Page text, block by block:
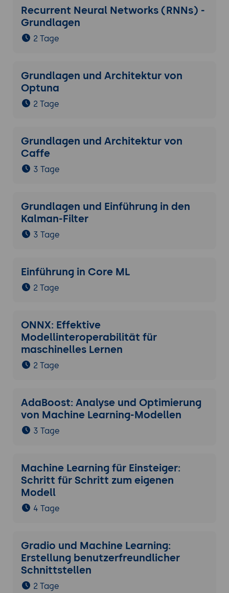
Recurrent Neural Networks (RNNs) -
Grundlagen
2 Tage
Grundlagen und Architektur von
Optuna
2 Tage
Grundlagen und Architektur von
Caffe
3 Tage
Grundlagen und Einführung in den
Kalman-Filter
3 Tage
Einführung in Core ML
2 Tage
ONNX: Effektive
Modellinteroperabilität für
maschinelles Lernen
2 Tage
AdaBoost: Analyse und Optimierung
von Machine Learning-Modellen
3 Tage
Machine Learning für Einsteiger:
Schritt für Schritt zum eigenen
Modell
4 Tage
Gradio und Machine Learning:
Erstellung benutzerfreundlicher
Schnittstellen
2 Tage